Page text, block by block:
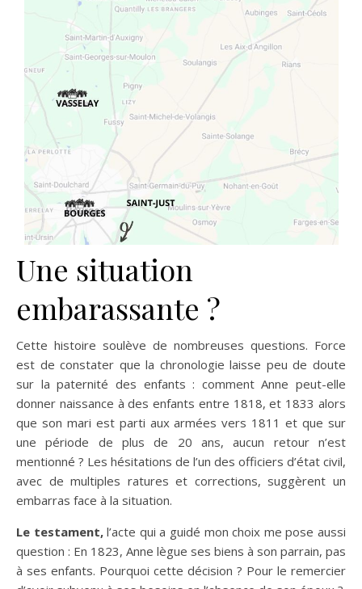
Une situation
embarassante ?
Cette histoire soulève de nombreuses questions. Force
est de constater que la chronologie laisse peu de doute
sur la paternité des enfants : comment Anne peut-elle
donner naissance à des enfants entre 1818, et 1833 alors
que son mari est parti aux armées vers 1811 et que sur
une période de plus de 20 ans, aucun retour n’est
mentionné ? Les hésitations de l’un des officiers d’état civil,
avec de multiples ratures et corrections, suggèrent un
embarras face à la situation.
Le testament,l’acte qui a guidé mon choix me pose aussi
question : En 1823, Anne lègue ses biens à son parrain, pas
à ses enfants. Pourquoi cette décision ? Pour le remercier